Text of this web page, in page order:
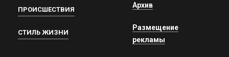
ПРОИСШЕСТВИЯ
СТИЛЬ ЖИЗНИ
Архив
Размещение
рекламы